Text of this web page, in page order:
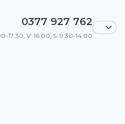
0377 927 762
17:30, V: 16:00, S: 9:30-14:00